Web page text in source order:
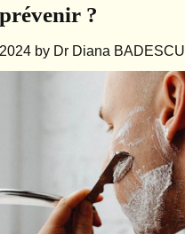
?
by Dr Diana BADESCU